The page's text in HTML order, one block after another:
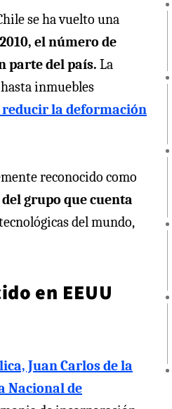
se ha vuelto una
el número de
parte del país. La
inmuebles
reducir la deformación
reconocido como
grupo que cuenta
del mundo,
en EEUU
Juan Carlos de la
Nacional de